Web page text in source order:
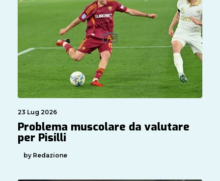
23 Lug 2026
Problema muscolare da valutare
per Pisilli
by Redazione